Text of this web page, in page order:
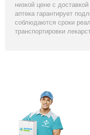
низкой цене с
аптека гарантирует
соблюдаются сроки
транспортировки